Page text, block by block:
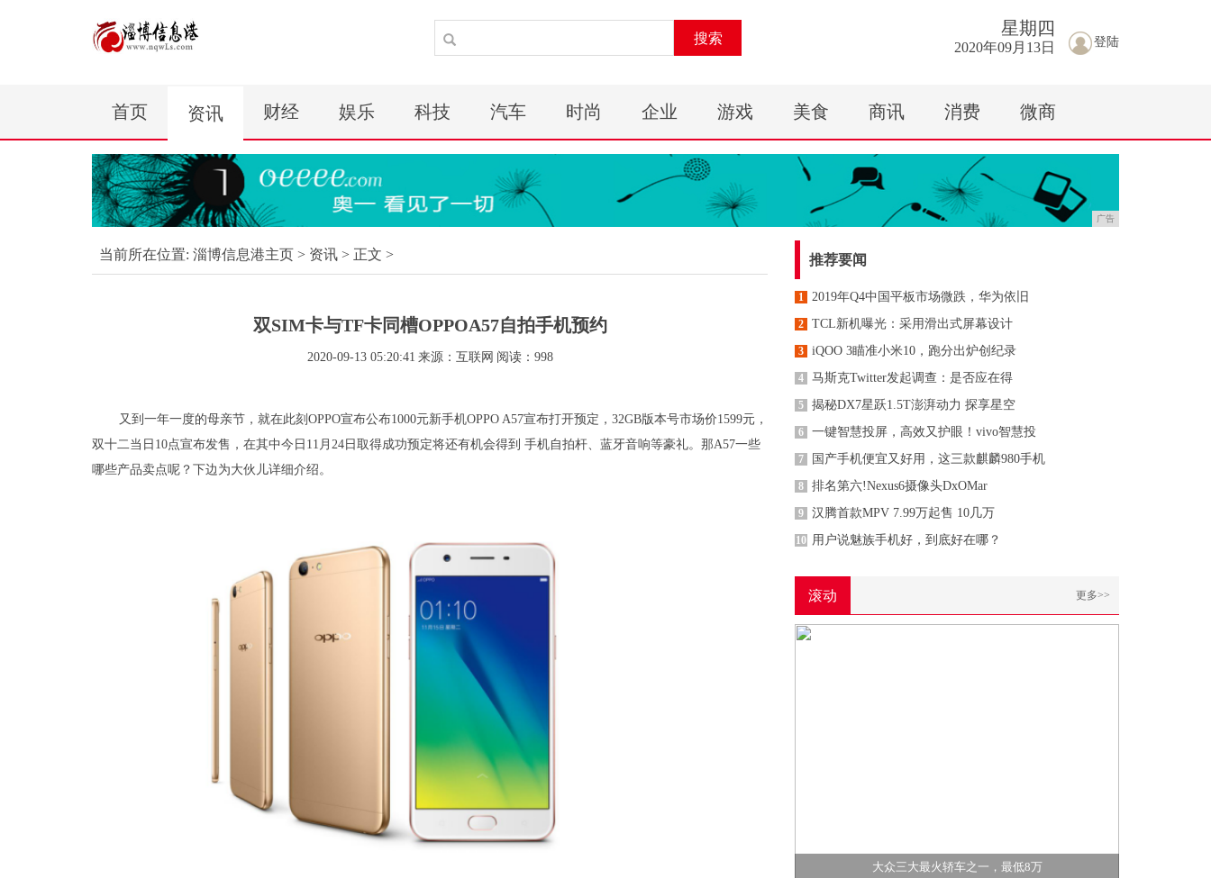
搜索 登陆
星期 四
2020年09月13日
首页 资讯 财经 娱乐 科技 汽车 时尚 企业 游戏 美食 商讯 消费 微商
广告
当前所在位置: 淄博信息港主页 > 资讯 > 正文 >
双SIM卡与TF卡同槽OPPOA57自拍手机预约
2020-09-13 05:20:41 来源：互联网 阅读：998
又到一年一度的母亲节，就在此刻OPPO宣布公布1000元新手机OPPO A57宣布打开预定，32GB版本号市场价1599元，
双十二当日10点宣布发售，在其中今日11月24日取得成功预定将还有机会得到 手机自拍杆、蓝牙音响等豪礼。那A57一些
哪些产品卖点呢？下边为大伙儿详细介绍。
推荐要闻
1 2019年Q4中国平板市场微跌，华为依旧
2 TCL新机曝光：采用滑出式屏幕设计
3 iQOO 3瞄准小米10，跑分出炉创纪录
4 马斯克Twitter发起调查：是否应在得
5 揭秘DX7星跃1.5T澎湃动力 探享星空
6 一键智慧投屏，高效又护眼！vivo智慧投
7 国产手机便宜又好用，这三款麒麟980手机
8 排名第六!Nexus6摄像头DxOMar
9 汉腾首款MPV 7.99万起售 10几万
10 用户说魅族手机好，到底好在哪？
滚动 更多>>
大众三大最火轿车之一，最低8万